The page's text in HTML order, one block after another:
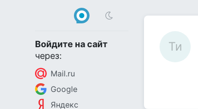
Войдите на сайт
через:
Mail.ru
Google
Яндекс
Ти